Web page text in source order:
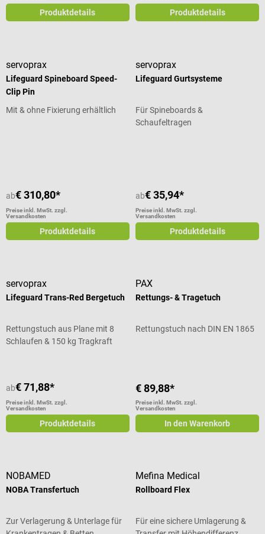
Produktdetails Produktdetails
servoprax
Lifeguard Spineboard Speed-
Clip Pin
Mit & ohne Fixierung erhältlich
ab€ 310,80*
Preise inkl. MwSt. zzgl.
Versandkosten
Produktdetails
servoprax
Lifeguard Gurtsysteme
Für Spineboards &
Schaufeltragen
ab€ 35,94*
Preise inkl. MwSt. zzgl.
Versandkosten
Produktdetails
servoprax
Lifeguard Trans-Red Bergetuch
Rettungstuch aus Plane mit 8
Schlaufen & 150 kg Tragkraft
ab€ 71,88*
Preise inkl. MwSt. zzgl.
Versandkosten
Produktdetails
PAX
Rettungs- & Tragetuch
Rettungstuch nach DIN EN 1865
€ 89,88*
Preise inkl. MwSt. zzgl.
Versandkosten
In den Warenkorb
NOBAMED
NOBA Transfertuch
Zur Verlagerung & Unterlage für
Mefina Medical
Rollboard Flex
Für eine sichere Umlagerung &